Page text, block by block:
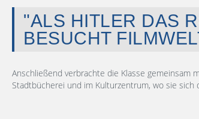
"ALS HITLER DAS
BESUCHT
Anschließend verbrachte die Klasse gemeinsam
Stadtbücherei und im Kulturzentrum, wo sie